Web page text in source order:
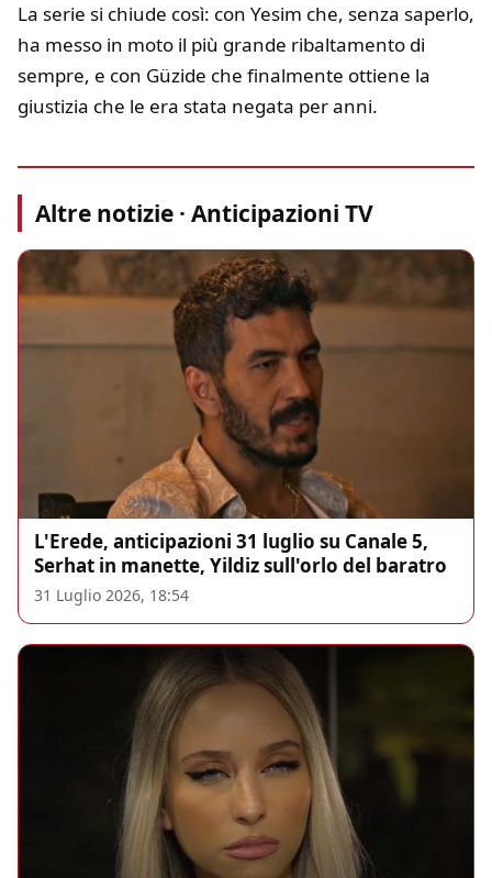
La serie si chiude così: con Yesim che, senza saperlo,
ha messo in moto il più grande ribaltamento di
sempre, e con Güzide che finalmente ottiene la
giustizia che le era stata negata per anni.
Altre notizie · Anticipazioni TV
L'Erede, anticipazioni 31 luglio su Canale 5,
Serhat in manette, Yildiz sull'orlo del baratro
31 Luglio 2026, 18:54